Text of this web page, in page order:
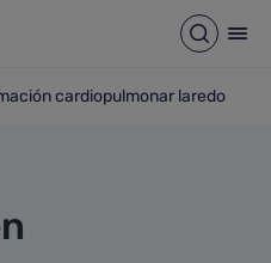
Abrir
del camino de migas
cardiopulmonar laredo
cardiopulmonar laredo